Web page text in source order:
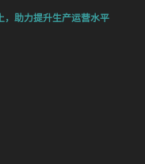
，助力提升生产运营水平